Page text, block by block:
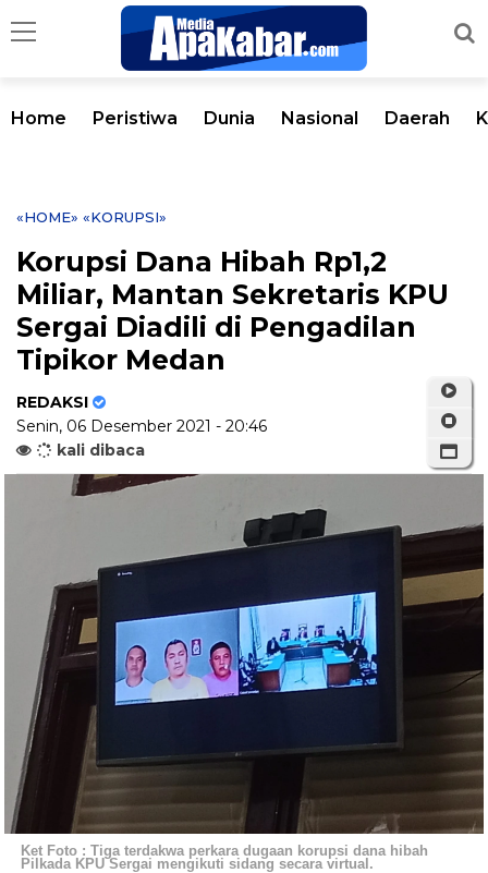
Home Peristiwa Dunia Nasional Daerah
«HOME» «KORUPSI»
Korupsi Dana Hibah Rp1,2
Miliar, Mantan Sekretaris KPU
Sergai Diadili di Pengadilan
Tipikor Medan
REDAKSI
Senin, 06 Desember 2021 - 20:46
kali dibaca
Ket Foto : Tiga terdakwa perkara dugaan korupsi dana hibah
Pilkada KPU Sergai mengikuti sidang secara virtual.